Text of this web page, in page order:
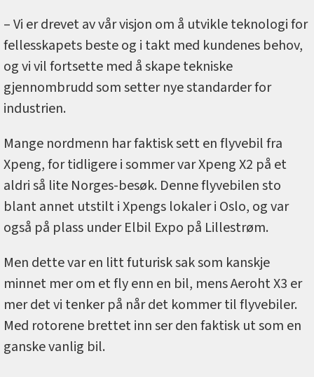
– Vi er drevet av vår visjon om å utvikle teknologi for
fellesskapets beste og i takt med kundenes behov,
og vi vil fortsette med å skape tekniske
gjennombrudd som setter nye standarder for
industrien.
Mange nordmenn har faktisk sett en flyvebil fra
Xpeng, for tidligere i sommer var Xpeng X2 på et
aldri så lite Norges-besøk. Denne flyvebilen sto
blant annet utstilt i Xpengs lokaler i Oslo, og var
også på plass under Elbil Expo på Lillestrøm.
Men dette var en litt futurisk sak som kanskje
minnet mer om et fly enn en bil, mens Aeroht X3 er
mer det vi tenker på når det kommer til flyvebiler.
Med rotorene brettet inn ser den faktisk ut som en
ganske vanlig bil.